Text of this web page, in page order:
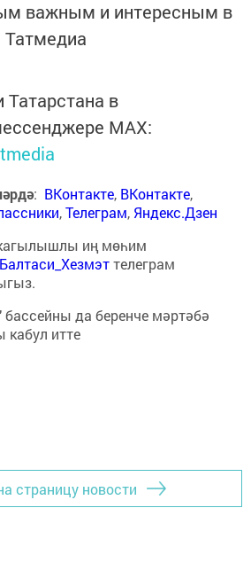
важным и интересным в
Татмедиа
Татарстана в
MАХ:
: ВКонтакте, ВКонтакте,
,Телеграм, Яндекс.Дзен
иң мөһим
Балтаси_Хезмэттелеграм
страницу новости